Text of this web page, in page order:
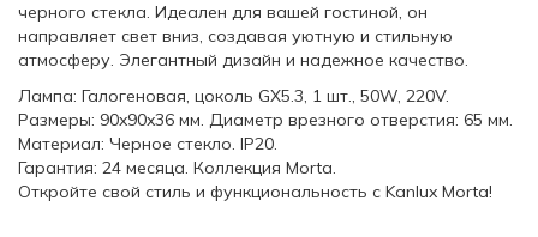
черного стекла. Идеален для вашей гостиной, он
направляет свет вниз, создавая уютную и стильную
атмосферу. Элегантный дизайн и надежное качество.
Лампа: Галогеновая, цоколь GX5.3, 1 шт., 50W, 220V.
Размеры: 90x90x36 мм. Диаметр врезного отверстия: 65 мм.
Материал: Черное стекло. IP20.
Гарантия: 24 месяца. Коллекция Morta.
Откройте свой стиль и функциональность с Kanlux Morta!